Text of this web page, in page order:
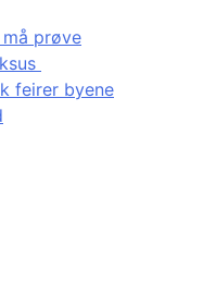
prøve
feirer byene